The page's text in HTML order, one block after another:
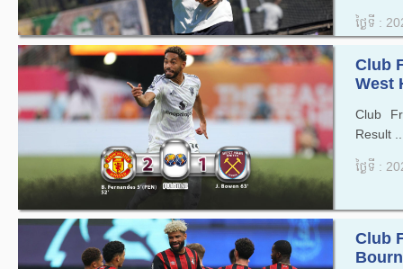
ថ្ងៃទី :
Club
West
Club
Result
ថ្ងៃទី :
Club